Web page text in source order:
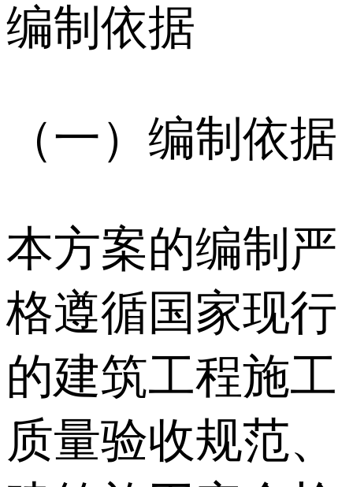
编制依据
（一）编制依据
本方案的编制严
格遵循国家现行
的建筑工程施工
质量验收规范、